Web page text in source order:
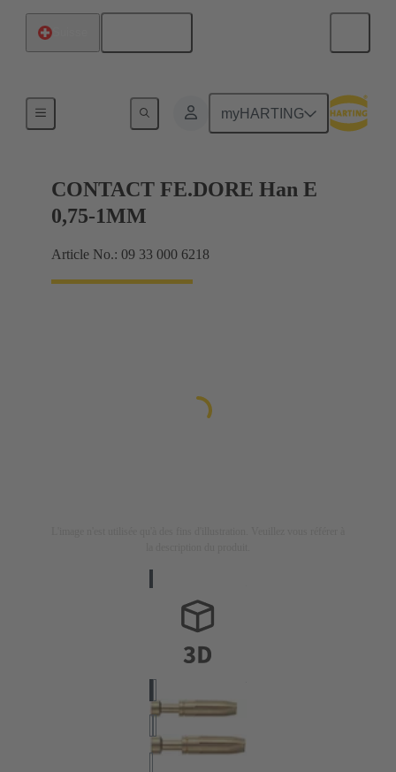
myHARTING
CONTACT FE.DORE Han E
0,75-1MM
Article No.: 09 33 000 6218